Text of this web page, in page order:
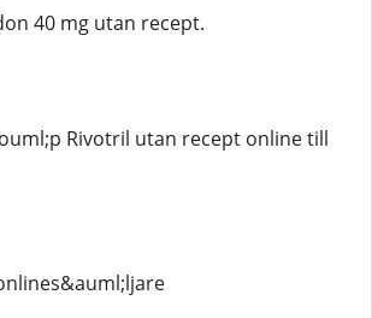
40 mg utan recept.
Rivotril utan recept online till